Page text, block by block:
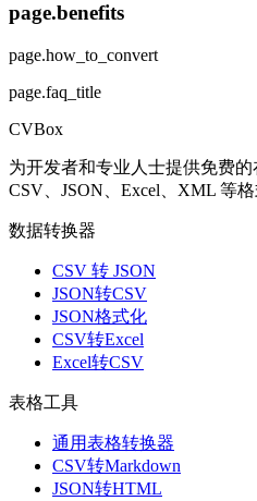
page.benefits
page.how_to_convert
page.faq_title
CVBox
为开发者和专业人士提供免费
CSV、JSON、Excel、XML 等格
数据转换器
CSV 转 JSON
JSON转CSV
JSON格式化
CSV转Excel
Excel转CSV
表格工具
通用表格转换器
CSV转Markdown
JSON转HTML